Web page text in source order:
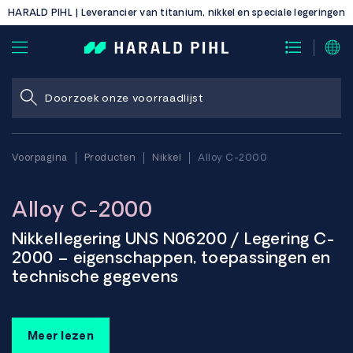
HARALD PIHL | Leverancier van titanium, nikkel en speciale legeringen
Voorpagina Producten Nikkel Alloy C-2000
Alloy C-2000
Nikkellegering UNS N06200 / Legering C-
2000 – eigenschappen, toepassingen en
technische gegevens
UNS N06200, of Legering C-2000, is een nikkel-chroom-
molybdeenlegering met toevoeging van koper, ontwikkeld
Meer lezen